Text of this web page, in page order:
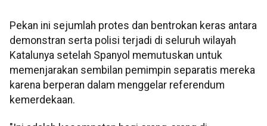
Pekan ini sejumlah protes dan bentrokan keras antara
demonstran serta polisi terjadi di seluruh wilayah
Katalunya setelah Spanyol memutuskan untuk
memenjarakan sembilan pemimpin separatis mereka
karena berperan dalam menggelar referendum
kemerdekaan.